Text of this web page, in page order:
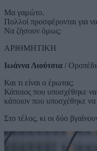
Μα γαμώτο.
Πολλοί προσφέρονται για
Να ζήσουν όμως;
ΑΡΙΘΜΗΤΙΚΗ
Ιωάννα Λιούτσια /
Και τι είναι ο έρωτας;
Κάποιος που υποσχέθηκε να
κάποιον που υποσχέθηκε να
Στο τέλος, κι οι δύο